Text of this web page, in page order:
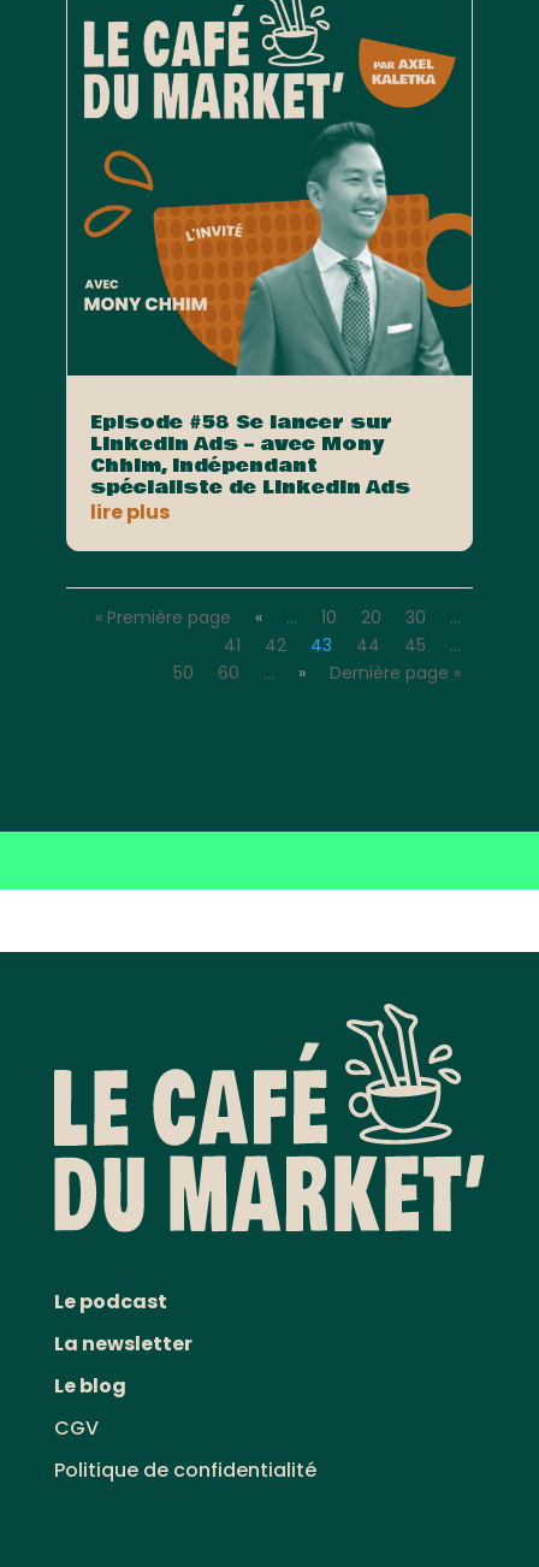
Episode #58 Se lancer sur
LinkedIn Ads – avec Mony
Chhim, indépendant
spécialiste de LinkedIn Ads
lire plus
« Première page « … 10 20 30
…
41
42 43 44 45
…
50
60 … » Dernière page »
Le podcast
La newsletter
Le blog
CGV
Politique de confidentialité